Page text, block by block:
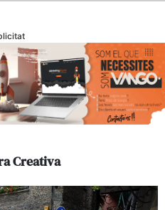
Creativa